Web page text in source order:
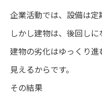
企業活動では、設備は定
しかし建物は、後回しに
建物の劣化はゆっくり進
見えるからです。
その結果